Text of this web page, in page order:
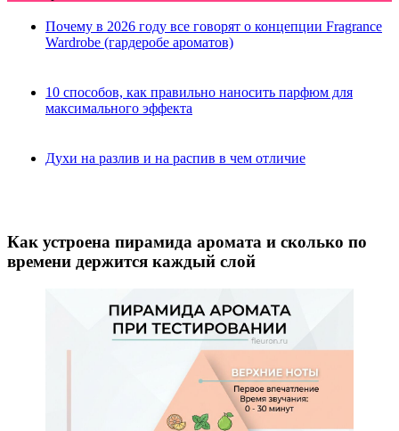
Почему в 2026 году все говорят о концепции Fragrance
Wardrobe (гардеробе ароматов)
10 способов, как правильно наносить парфюм для
максимального эффекта
Духи на разлив и на распив в чем отличие
Как устроена пирамида аромата и сколько по
времени держится каждый слой